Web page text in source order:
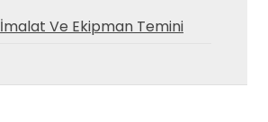
İmalat Ve Ekipman Temini